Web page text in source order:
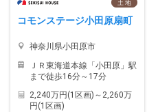
土 地
コモンステージ小田原扇町
神奈川県小田原市
ＪＲ東海道本線「小田原」駅
まで徒歩16分～17分
2,240万円(1区画)～2,260万
円(1区画)